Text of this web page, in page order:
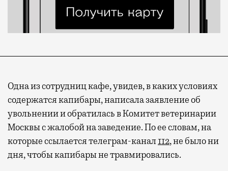
Одна из сотрудниц кафе, увидев, в каких условиях
содержатся капибары, написала заявление об
увольнении и обратилась в Комитет ветеринарии
Москвы с жалобой на заведение. По ее словам, на
которые ссылается телеграм-канал112, не было ни
дня, чтобы капибары не травмировались.